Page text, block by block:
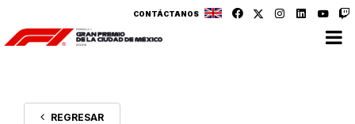
CONTÁCTANOS
REGRESAR